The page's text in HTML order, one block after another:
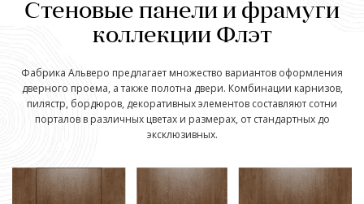
Стеновые панели и фрамуги
коллекции Флэт
Фабрика Альверо предлагает множество вариантов оформления
дверного проема, а также полотна двери. Комбинации карнизов,
пилястр, бордюров, декоративных элементов составляют сотни
порталов в различных цветах и размерах, от стандартных до
эксклюзивных.